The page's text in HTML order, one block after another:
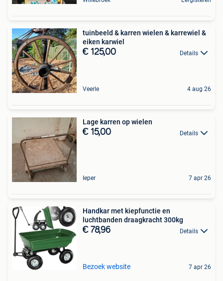
tuinbeeld & karren wielen & karrewiel &
eiken karwiel
€ 125,00 Details
Veerle 4 aug 26
Lage karren op wielen
€ 15,00 Details
Ieper 7 apr 26
Handkar met kiepfunctie en
luchtbanden draagkracht 300kg
€ 78,96 Details
Bezoek website 7 apr 26